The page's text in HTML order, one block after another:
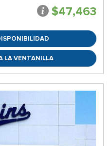
$47,463
LA VENTANILLA